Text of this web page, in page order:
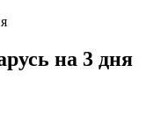
на 3 дня